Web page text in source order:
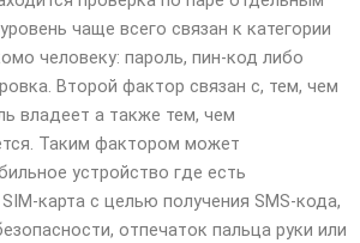
чаще всего связан к категории
человеку: пароль, пин-код либо
Второй фактор связан с, тем, чем
владеет а также тем, чем
Таким фактором может
устройство где есть
карта с целью получения SMS-кода,
отпечаток пальца руки или